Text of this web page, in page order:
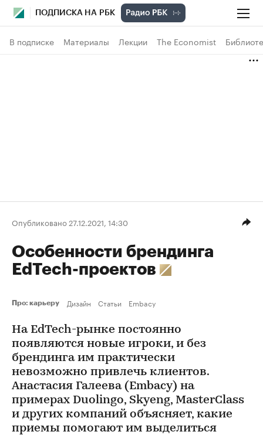
ПОДПИСКА НА РБК
В подписке Материалы Лекции The Economist
Опубликовано 27.12.2021, 14:30
Особенности брендинга
EdTech-проектов
Про: карьеру Дизайн Статьи Embacy
На EdTech-рынке постоянно
появляются новые игроки, и без
брендинга им практически
невозможно привлечь клиентов.
Анастасия Галеева (Embacy) на
примерах Duolingo, Skyeng, MasterClass
и других компаний объясняет, какие
приемы помогают им выделиться